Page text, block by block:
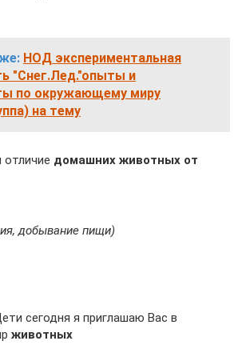
НОД экспериментальная
"Снег.Лед."опыты и
по окружающему миру
на тему
домашних животных от
добывание пищи)
сегодня я приглашаю Вас в
животных